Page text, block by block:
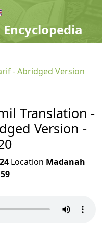
- Abridged Version
Translation -
Version -
24 Location Madanah
59